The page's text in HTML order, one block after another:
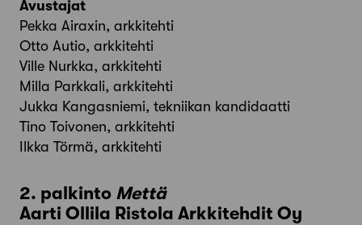
Avustajat
Pekka Airaxin, arkkitehti
Otto Autio, arkkitehti
Ville Nurkka, arkkitehti
Milla Parkkali, arkkitehti
Jukka Kangasniemi, tekniikan kandidaatti
Tino Toivonen, arkkitehti
Ilkka Törmä, arkkitehti
2. palkinto Mettä
Aarti Ollila Ristola Arkkitehdit Oy